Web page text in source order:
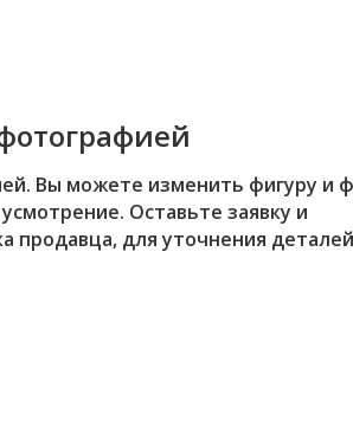
Вы можете изменить фигуру и
Оставьте заявку и
продавца, для уточнения деталей